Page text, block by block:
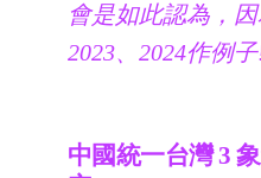
會是如此認為，
2023、2024作例
中國統一台灣 3